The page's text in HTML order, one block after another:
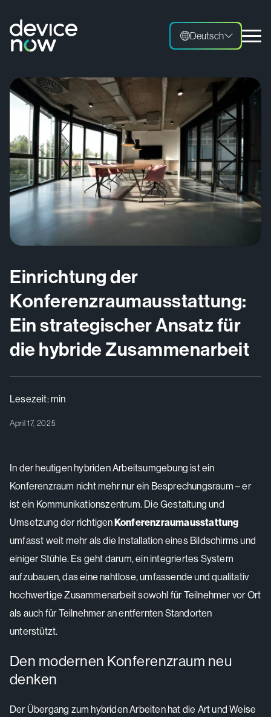
Deutsch
Deutsch
Einrichtung der
Konferenzraumausstattung:
Ein strategischer Ansatz für
die hybride Zusammenarbeit
Lesezeit:min
April 17, 2025
In der heutigen hybriden Arbeitsumgebung ist ein
Konferenzraum nicht mehr nur ein Besprechungsraum – er
ist ein Kommunikationszentrum. Die Gestaltung und
Umsetzung der richtigenKonferenzraumausstattung
umfasst weit mehr als die Installation eines Bildschirms und
einiger Stühle. Es geht darum, ein integriertes System
aufzubauen, das eine nahtlose, umfassende und qualitativ
hochwertige Zusammenarbeit sowohl für Teilnehmer vor Ort
als auch für Teilnehmer an entfernten Standorten
unterstützt.
Den modernen Konferenzraum neu
denken
Der Übergang zum hybriden Arbeiten hat die Art und Weise